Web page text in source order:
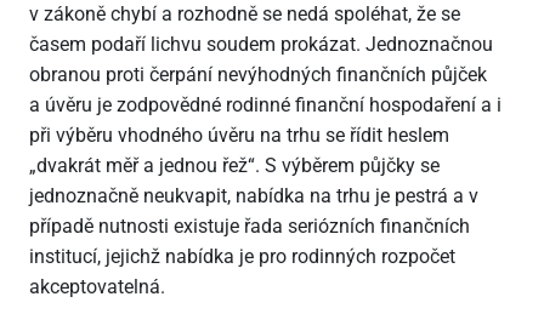
v zákoně chybí a rozhodně se nedá spoléhat, že se
časem podaří lichvu soudem prokázat. Jednoznačnou
obranou proti čerpání nevýhodných finančních půjček
a úvěru je zodpovědné rodinné finanční hospodaření a i
při výběru vhodného úvěru na trhu se řídit heslem
„dvakrát měř a jednou řež“. S výběrem půjčky se
jednoznačně neukvapit, nabídka na trhu je pestrá a v
případě nutnosti existuje řada seriózních finančních
institucí, jejichž nabídka je pro rodinných rozpočet
akceptovatelná.